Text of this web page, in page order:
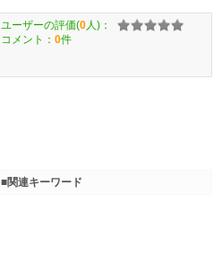
ユーザーの評価(0 人)：
コメント： 0件
■関連キーワード